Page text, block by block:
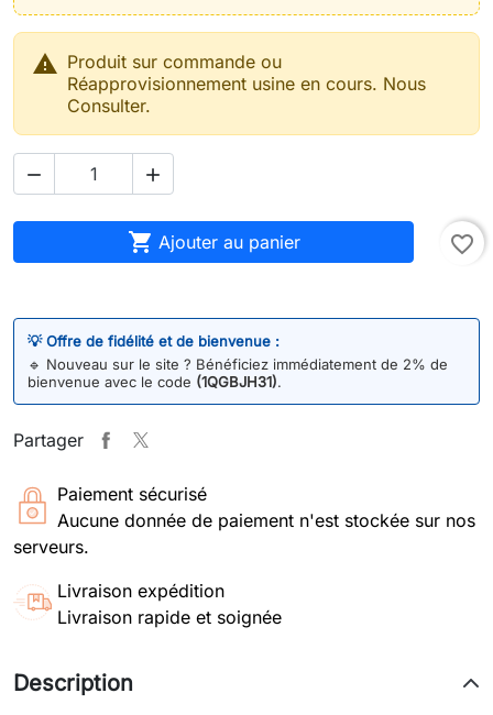
 Produit sur commande ou
Réapprovisionnement usine en cours. Nous
Consulter.
 
 Ajouter au panier favorite_border
💡 Offre de fidélité et de bienvenue :
🔹 Nouveau sur le site ? Bénéficiez immédiatement de 2% de
bienvenue avec le code (1QGBJH31).
Partager
Paiement sécurisé
Aucune donnée de paiement n'est stockée sur nos
serveurs.
Livraison expédition
Livraison rapide et soignée
Description